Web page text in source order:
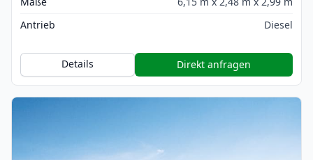
Antrieb
Diesel
Details Direkt anfragen